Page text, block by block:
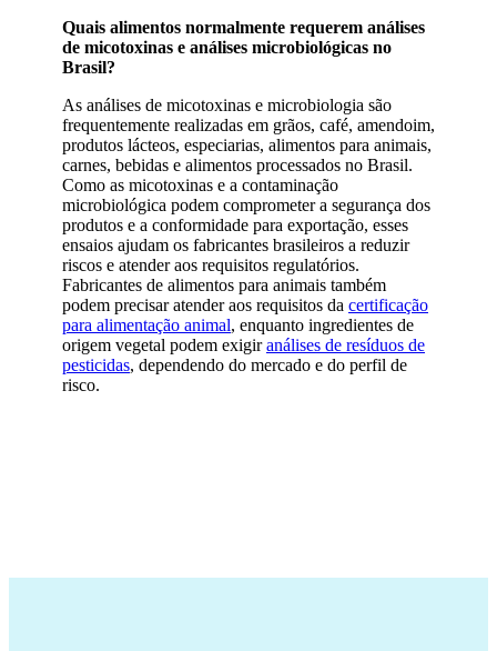
Quais alimentos normalmente requerem análises
de micotoxinas e análises microbiológicas no
Brasil?
As análises de micotoxinas e microbiologia são
frequentemente realizadas em grãos, café, amendoim,
produtos lácteos, especiarias, alimentos para animais,
carnes, bebidas e alimentos processados no Brasil.
Como as micotoxinas e a contaminação
microbiológica podem comprometer a segurança dos
produtos e a conformidade para exportação, esses
ensaios ajudam os fabricantes brasileiros a reduzir
riscos e atender aos requisitos regulatórios.
Fabricantes de alimentos para animais também
podem precisar atender aos requisitos da certificação
para alimentação animal, enquanto ingredientes de
origem vegetal podem exigiranálises de resíduos de
pesticidas, dependendo do mercado e do perfil de
risco.